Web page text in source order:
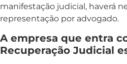
manifestação judicial, haverá
representação por advogado.
A empresa que entra
Recuperação Judicial